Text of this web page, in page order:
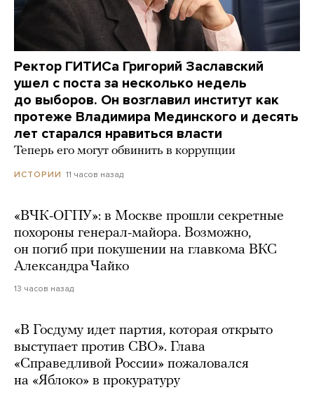
Ректор ГИТИСа Григорий Заславский
ушел с поста за несколько недель
до выборов. Он возглавил институт как
протеже Владимира Мединского и десять
лет старался нравиться власти
Теперь его могут обвинить в коррупции
ИСТОРИИ 11 часов назад
«ВЧК-ОГПУ»: в Москве прошли секретные
похороны генерал-майора. Возможно,
он погиб при покушении на главкома ВКС
Александра Чайко
13 часов назад
«В Госдуму идет партия, которая открыто
выступает против СВО». Глава
«Справедливой России» пожаловался
на «Яблоко» в прокуратуру